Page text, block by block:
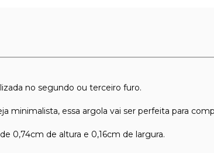
no segundo ou terceiro furo.
minimalista, essa argola vai ser perfeita para
0,74cm de altura e 0,16cm de largura.